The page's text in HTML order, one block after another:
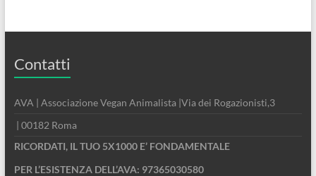
Contatti
AVA | Associazione Vegan Animalista |Via dei Rogazionisti,3
| 00182 Roma
RICORDATI, IL TUO 5X1000 E’ FONDAMENTALE
PER L’ESISTENZA DELL’AVA: 97365030580